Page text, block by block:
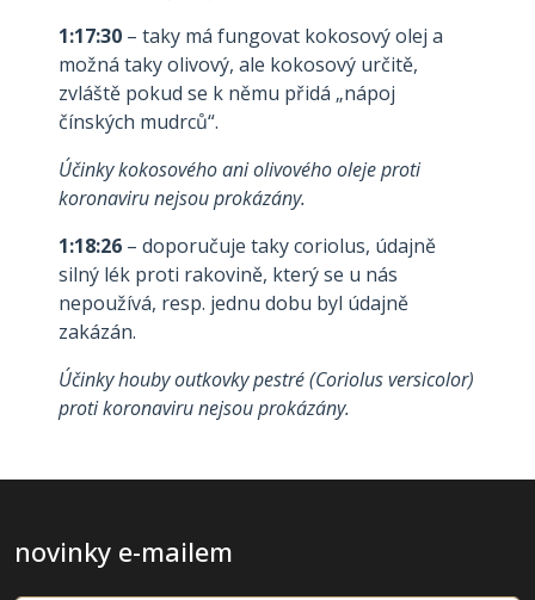
1:17:30 – taky má fungovat kokosový olej a
možná taky olivový, ale kokosový určitě,
zvláště pokud se k němu přidá „nápoj
čínských mudrců“.
Účinky kokosového ani olivového oleje proti
koronaviru nejsou prokázány.
1:18:26 – doporučuje taky coriolus, údajně
silný lék proti rakovině, který se u nás
nepoužívá, resp. jednu dobu byl údajně
zakázán.
Účinky houby outkovky pestré (Coriolus versicolor)
proti koronaviru nejsou prokázány.
novinky e-mailem